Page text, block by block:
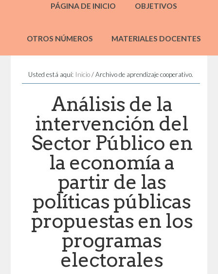
PÁGINA DE INICIO OBJETIVOS
OTROS NÚMEROS MATERIALES DOCENTES
Usted está aquí: Inicio /Archivo de aprendizaje cooperativo.
Análisis de la
intervención del
Sector Público en
la economía a
partir de las
políticas públicas
propuestas en los
programas
electorales